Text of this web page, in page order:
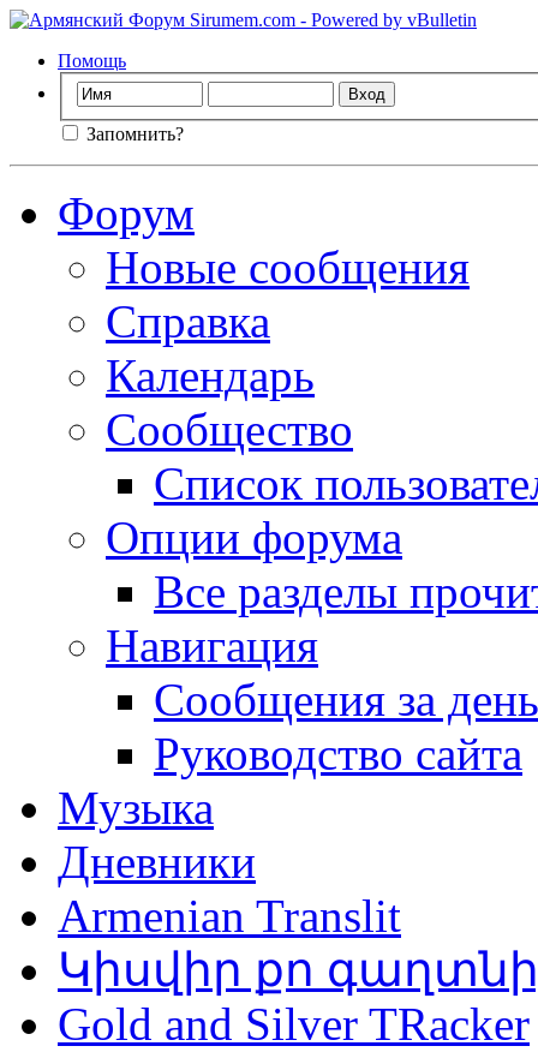
Помощь
Запомнить?
Форум
Новые сообщения
Справка
Календарь
Сообщество
Список
Опции форума
Все разделы
Навигация
Сообщения за день
Руководство сайта
Музыка
Дневники
Armenian Translit
Կիսվիր քո
Gold and Silver TRacker